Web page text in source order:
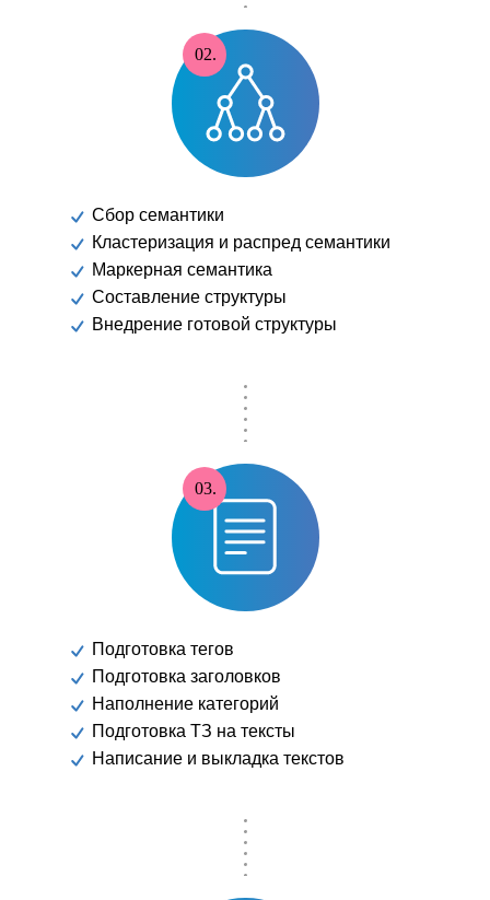
02.
Сбор семантики
Кластеризация и распред семантики
Маркерная семантика
Составление структуры
Внедрение готовой структуры
03.
Подготовка тегов
Подготовка заголовков
Наполнение категорий
Подготовка ТЗ на тексты
Написание и выкладка текстов